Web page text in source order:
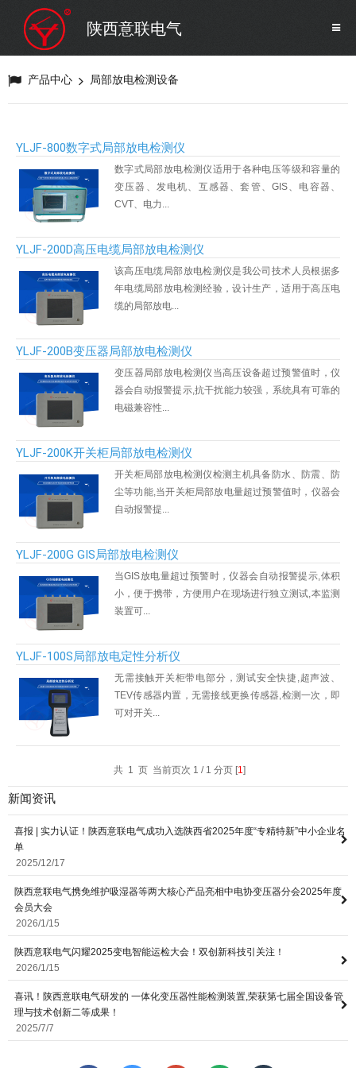
电力安全工器具
蓄电池测试仪器/直流系统
自动化
修试辅助设备
意联新品推荐
陕西意联电气
产品中心 局部放电检测设备
YLJF-800数字式局部放电检测仪
数字式局部放电检测仪适用于各种电压等级和容量的
变压器、发电机、互感器、套管、GIS、电容器、
CVT、电力...
YLJF-200D高压电缆局部放电检测仪
该高压电缆局部放电检测仪是我公司技术人员根据多
年电缆局部放电检测经验，设计生产，适用于高压电
缆的局部放电...
YLJF-200B变压器局部放电检测仪
变压器局部放电检测仪当高压设备超过预警值时，仪
器会自动报警提示,抗干扰能力较强，系统具有可靠的
电磁兼容性...
YLJF-200K开关柜局部放电检测仪
开关柜局部放电检测仪检测主机具备防水、防震、防
尘等功能,当开关柜局部放电量超过预警值时，仪器会
自动报警提...
YLJF-200G GIS局部放电检测仪
当GIS放电量超过预警时，仪器会自动报警提示,体积
小，便于携带，方便用户在现场进行独立测试,本监测
装置可...
YLJF-100S局部放电定性分析仪
无需接触开关柜带电部分，测试安全快捷,超声波、
TEV传感器内置，无需接线更换传感器,检测一次，即
可对开关...
共 1 页 当前页次 1 / 1 分页 [1]
新闻资讯
喜报 | 实力认证！陕西意联电气成功入选陕西省2025年度“专精特新”中小企业名
单
2025/12/17
陕西意联电气携免维护吸湿器等两大核心产品亮相中电协变压器分会2025年度
会员大会
2026/1/15
陕西意联电气闪耀2025变电智能运检大会！双创新科技引关注！
2026/1/15
喜讯！陕西意联电气研发的 一体化变压器性能检测装置,荣获第七届全国设备管
理与技术创新二等成果！
2025/7/7